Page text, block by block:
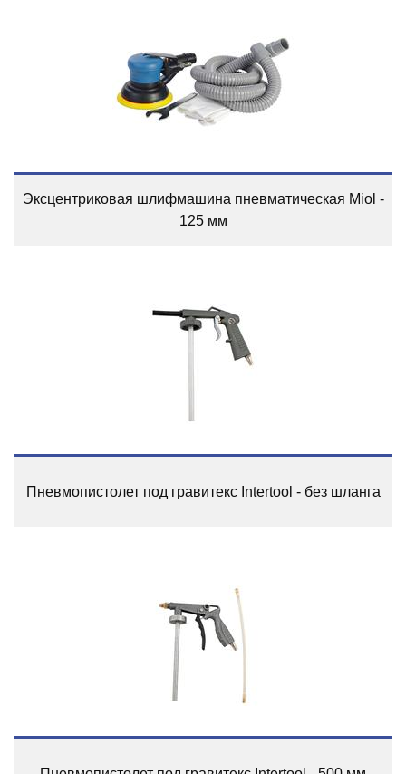
Эксцентриковая шлифмашина пневматическая Miol -
125 мм
Пневмопистолет под гравитекс Intertool - без шланга